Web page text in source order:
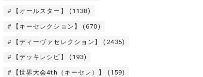
【オールスター】 (1138)
【キーセレクション】 (670)
【ディーヴァセレクション】 (2435)
【デッキレシピ】 (193)
【世界大会4th（キーセレ）】 (159)